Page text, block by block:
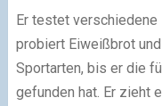
Er testet verschiedene
probiert Eiweißbrot
Sportarten, bis er die
gefunden hat. Er zieht